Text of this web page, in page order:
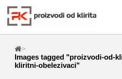
>
Images tagged "proizvodi-od-
kliritni-obelezivaci"